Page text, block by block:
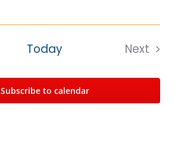
Today
Next
Subscribe to calendar